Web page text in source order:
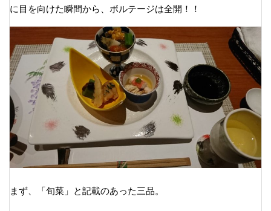
に目を向けた瞬間から、ボルテージは全開！！
まず、「旬菜」と記載のあった三品。